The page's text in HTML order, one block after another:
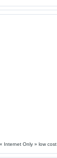
Internet Only » low cost